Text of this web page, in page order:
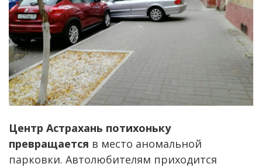
Центр Астрахань потихоньку
превращается в место аномальной
парковки. Автолюбителям приходится